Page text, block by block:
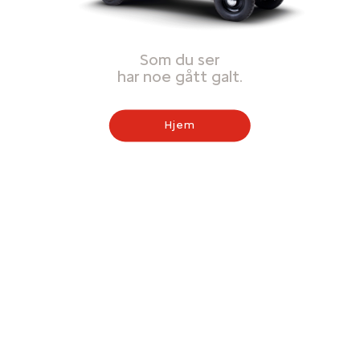
Som du ser
har noe gått galt.
Hjem